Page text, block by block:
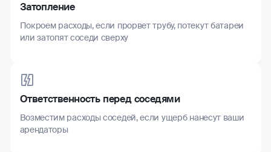
Затопление
Покроем расходы, если прорвет трубу, потекут батареи
или затопят соседи сверху
Ответственность перед соседями
Возместим расходы соседей, если ущерб нанесут ваши
арендаторы